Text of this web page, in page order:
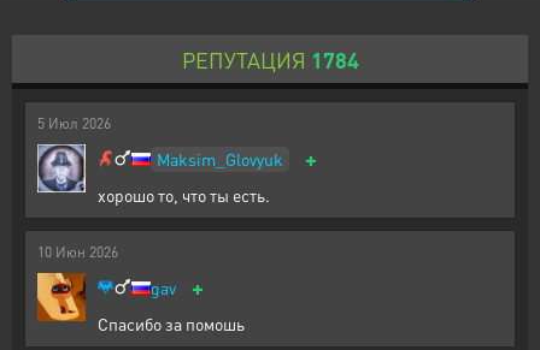
РЕПУТАЦИЯ 1784
5 Июл 2026
Maksim_Glovyuk +
хорошо то, что ты есть.
10 Июн 2026
gav +
Спасибо за помошь